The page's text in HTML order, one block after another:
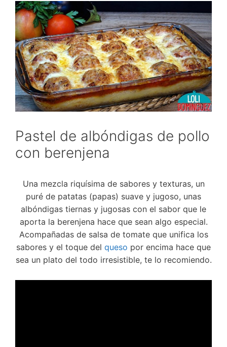
Pastel de albóndigas de pollo
con berenjena
Una mezcla riquísima de sabores y texturas, un
puré de patatas (papas) suave y jugoso, unas
albóndigas tiernas y jugosas con el sabor que le
aporta la berenjena hace que sean algo especial.
Acompañadas de salsa de tomate que unifica los
sabores y el toque del queso por encima hace que
sea un plato del todo irresistible, te lo recomiendo.